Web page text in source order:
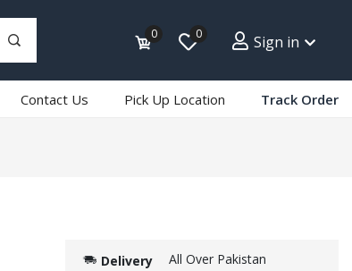
0 0 Sign in
Contact Us Pick Up Location Track Order
Delivery
All Over Pakistan